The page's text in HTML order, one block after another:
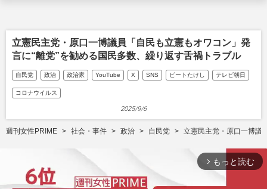
立憲民主党・原口一博議員「自民も立憲もオワコン」発
言に“離党”を勧める国民多数、繰り返す舌禍トラブル
自民党 政治 政治家 YouTube X SNS ビートたけし テレビ朝日
コロナウイルス
2025/9/6
週刊女性PRIME 社会・事件 政治 自民党 立憲民主党・原口一博議
arrow_forward_ios もっと読む